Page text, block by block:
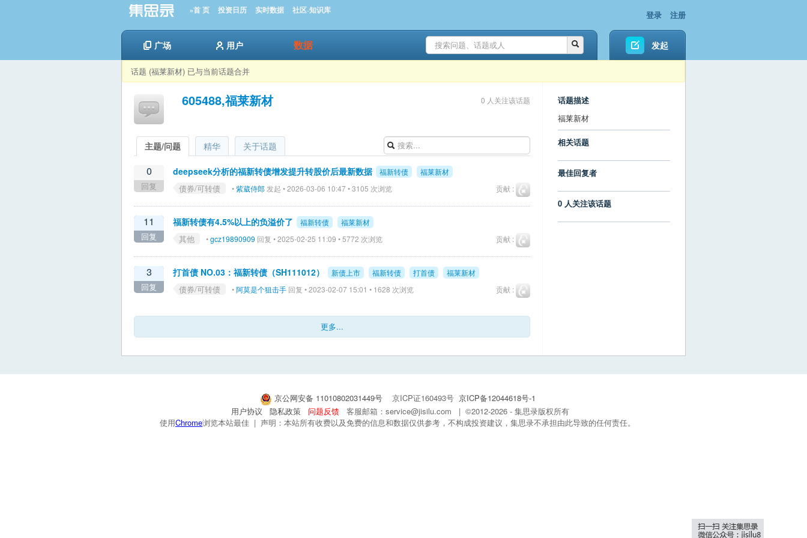
»首 页 投资日历 实时数据 社区-知识库 登录 注册
广场 用户 数据 发起
话题 (福莱新材) 已与当前话题合并
605488,福莱新材 0 人关注该话题
主题/问题 精华 关于话题
0
回复
deepseek分析的福新转债增发提升转股价后最新数据 福新转债
福莱新材
贡献 :
债券/可转债 •紫葳侍郎 发起 • 2026-03-06 10:47 • 3105 次浏览
11
回复
福新转债有4.5%以上的负溢价了 福新转债
福莱新材
贡献 :
其他 •gcz19890909 回复 • 2025-02-25 11:09 • 5772 次浏览
3
回复
打首债 NO.03：福新转债（SH111012） 新债上市 福新转债 打首债
福莱新材
贡献 :
债券/可转债 •阿莫是个狙击手 回复 • 2023-02-07 15:01 • 1628 次浏览
更多...
话题描述
福莱新材
相关话题
最佳回复者
0 人关注该话题
京公网安备 11010802031449号 京ICP证160493号 京ICP备12044618号-1
用户协议
隐私政策 问题反馈
客服邮箱：service@jisilu.com | ©2012-2026 - 集思录版权所有
使用Chrome浏览本站最佳 | 声明：本站所有收费以及免费的信息和数据仅供参考，不构成投资建议，集思录不承担由此导致的任何责任。